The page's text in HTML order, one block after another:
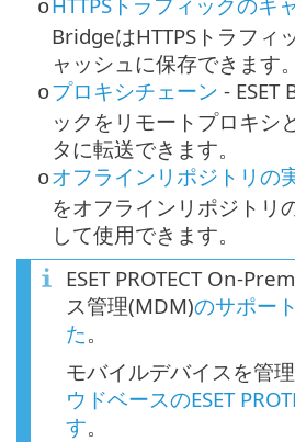
o
BridgeはHTTPS トラフィ
ャッシュに保存できます。
oプロキシチェーン - ESET
ックをリモートプロキシ
タに転送できます。
oオフラインリポジトリの
をオフラインリポジトリ
して使用できます。
ESET PROTECT On-
ス管理(MDM)のサポー
た。
モバイルデバイスを管理
ウドベースのESET
す。